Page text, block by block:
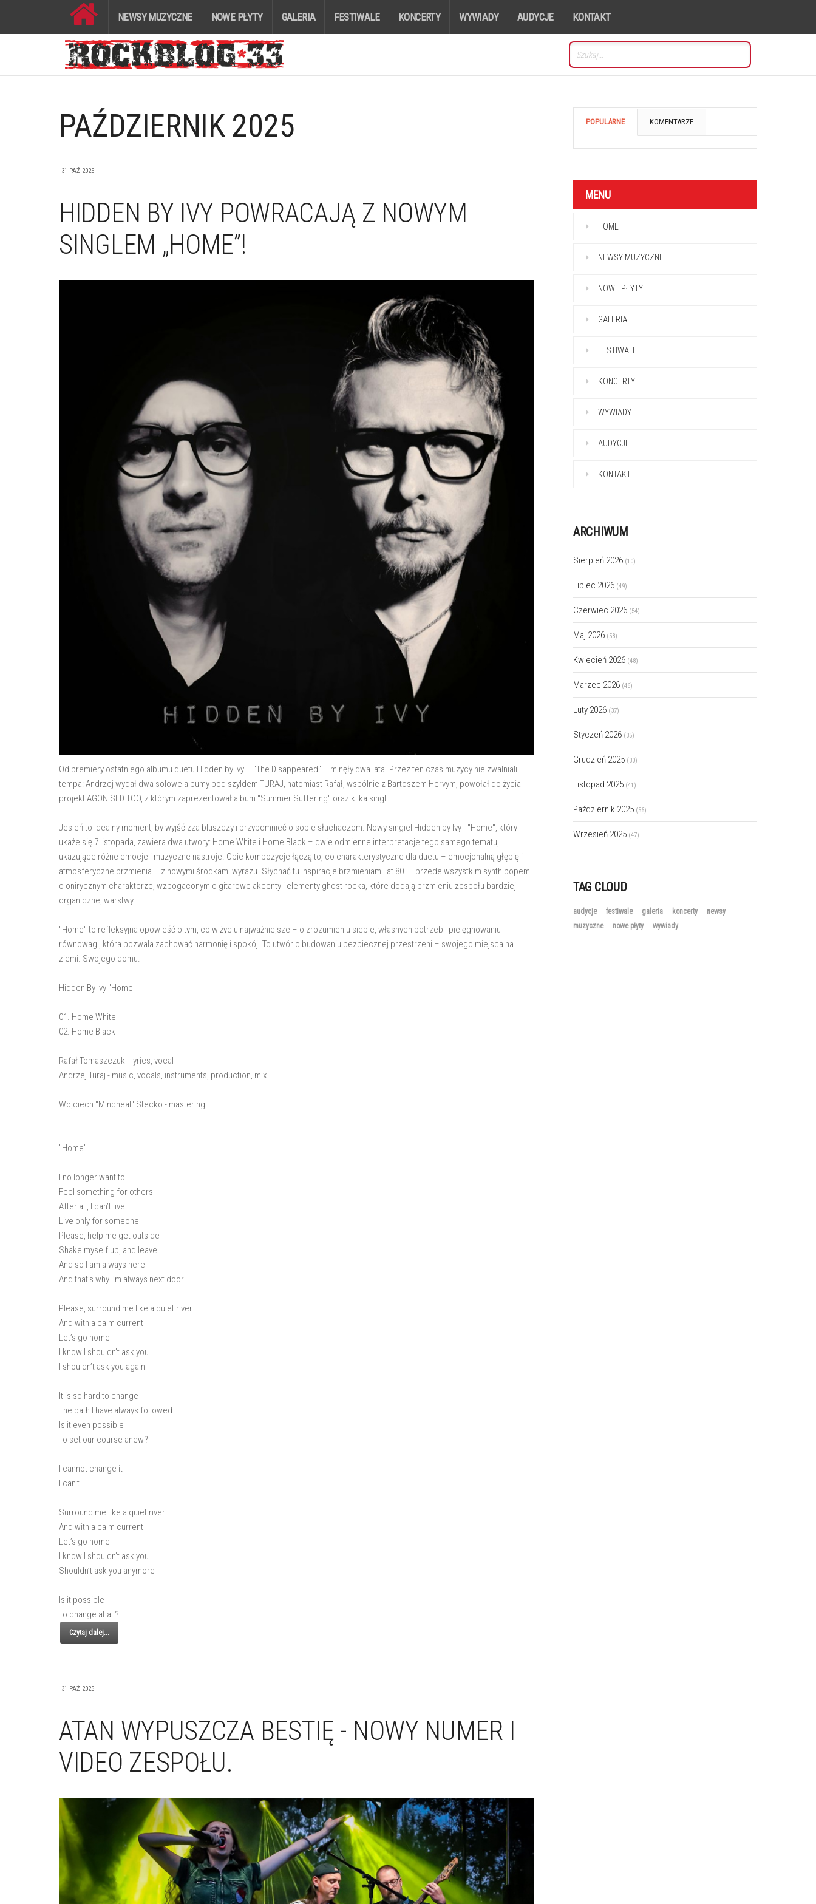
NEWSY MUZYCZNE NOWE PŁYTY GALERIA FESTIWALE KONCERTY WYWIADY AUDYCJE KONTAKT
PAŹDZIERNIK 2025
31 PAŹ 2025
HIDDEN BY IVY POWRACAJĄ Z NOWYM
SINGLEM „HOME”!
Od premiery ostatniego albumu duetu Hidden by Ivy – "The Disappeared" – minęły dwa lata. Przez ten czas muzycy nie zwalniali
tempa: Andrzej wydał dwa solowe albumy pod szyldem TURAJ, natomiast Rafał, wspólnie z Bartoszem Hervym, powołał do życia
projekt AGONISED TOO, z którym zaprezentował album "Summer Suffering" oraz kilka singli.
Jesień to idealny moment, by wyjść zza bluszczy i przypomnieć o sobie słuchaczom. Nowy singiel Hidden by Ivy - "Home", który
ukaże się 7 listopada, zawiera dwa utwory: Home White i Home Black – dwie odmienne interpretacje tego samego tematu,
ukazujące różne emocje i muzyczne nastroje. Obie kompozycje łączą to, co charakterystyczne dla duetu – emocjonalną głębię i
atmosferyczne brzmienia – z nowymi środkami wyrazu. Słychać tu inspiracje brzmieniami lat 80. – przede wszystkim synth popem
o onirycznym charakterze, wzbogaconym o gitarowe akcenty i elementy ghost rocka, które dodają brzmieniu zespołu bardziej
organicznej warstwy.
"Home" to refleksyjna opowieść o tym, co w życiu najważniejsze – o zrozumieniu siebie, własnych potrzeb i pielęgnowaniu
równowagi, która pozwala zachować harmonię i spokój. To utwór o budowaniu bezpiecznej przestrzeni – swojego miejsca na
ziemi. Swojego domu.
Hidden By Ivy "Home"
01. Home White
02. Home Black
Rafał Tomaszczuk - lyrics, vocal
Andrzej Turaj - music, vocals, instruments, production, mix
Wojciech "Mindheal" Stecko - mastering
"Home"
I no longer want to
Feel something for others
After all, I can’t live
Live only for someone
Please, help me get outside
Shake myself up, and leave
And so I am always here
And that’s why I’m always next door
Please, surround me like a quiet river
And with a calm current
Let’s go home
I know I shouldn’t ask you
I shouldn’t ask you again
It is so hard to change
The path I have always followed
Is it even possible
To set our course anew?
I cannot change it
I can’t
Surround me like a quiet river
And with a calm current
Let’s go home
I know I shouldn’t ask you
Shouldn’t ask you anymore
Is it possible
To change at all?
Czytaj dalej...
31 PAŹ 2025
ATAN WYPUSZCZA BESTIĘ - NOWY NUMER I
VIDEO ZESPOŁU.
POPULARNE KOMENTARZE
MENU
HOME
NEWSY MUZYCZNE
NOWE PŁYTY
GALERIA
FESTIWALE
KONCERTY
WYWIADY
AUDYCJE
KONTAKT
ARCHIWUM
Sierpień 2026 (10)
Lipiec 2026 (49)
Czerwiec 2026 (54)
Maj 2026 (58)
Kwiecień 2026 (48)
Marzec 2026 (46)
Luty 2026 (37)
Styczeń 2026 (35)
Grudzień 2025 (30)
Listopad 2025 (41)
Październik 2025 (56)
Wrzesień 2025 (47)
TAG CLOUD
audycje festiwale galeria koncerty
newsy
muzyczne
nowe płyty wywiady